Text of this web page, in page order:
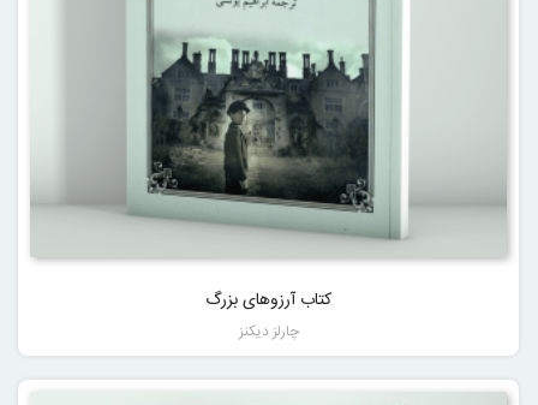
کتاب آرزوهای بزرگ
چارلز دیکنز